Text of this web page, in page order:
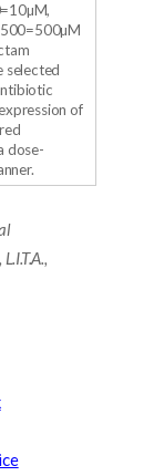
selected
of
dose-